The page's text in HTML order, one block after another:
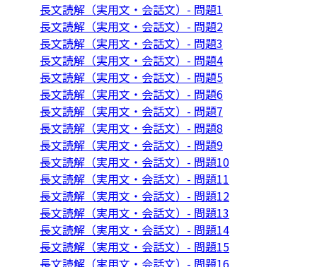
長文読解（実用文・会話文）- 問題1
長文読解（実用文・会話文）- 問題2
長文読解（実用文・会話文）- 問題3
長文読解（実用文・会話文）- 問題4
長文読解（実用文・会話文）- 問題5
長文読解（実用文・会話文）- 問題6
長文読解（実用文・会話文）- 問題7
長文読解（実用文・会話文）- 問題8
長文読解（実用文・会話文）- 問題9
長文読解（実用文・会話文）- 問題10
長文読解（実用文・会話文）- 問題11
長文読解（実用文・会話文）- 問題12
長文読解（実用文・会話文）- 問題13
長文読解（実用文・会話文）- 問題14
長文読解（実用文・会話文）- 問題15